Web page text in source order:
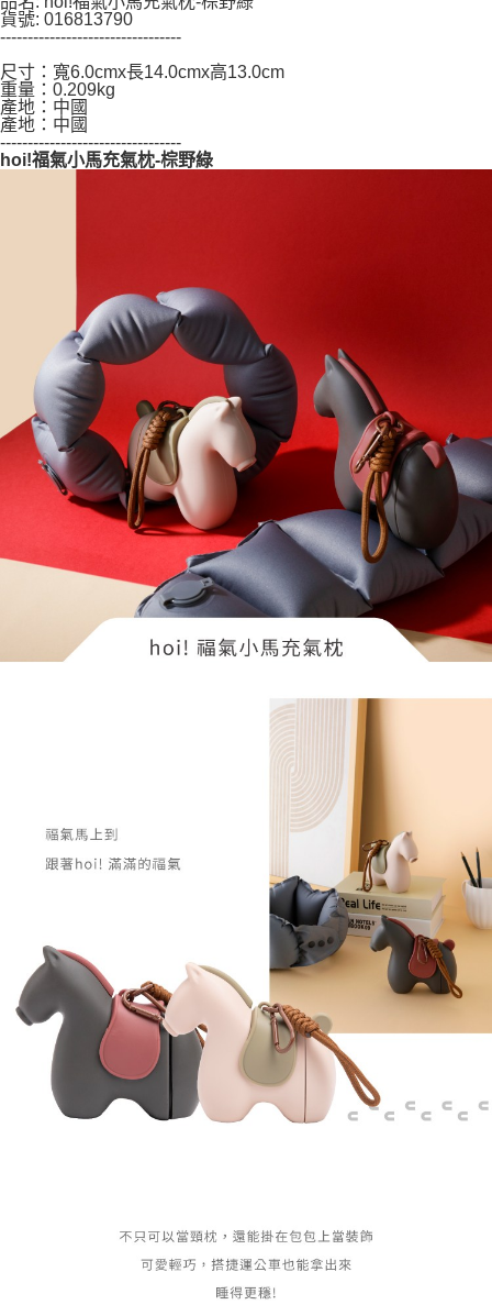
貨號: 016813790
---------------------------------
尺寸：寬6.0cmx長14.0cmx高13.0cm
重量：0.209kg
產地：中國
產地：中國
---------------------------------
hoi!福氣小馬充氣枕-棕野綠